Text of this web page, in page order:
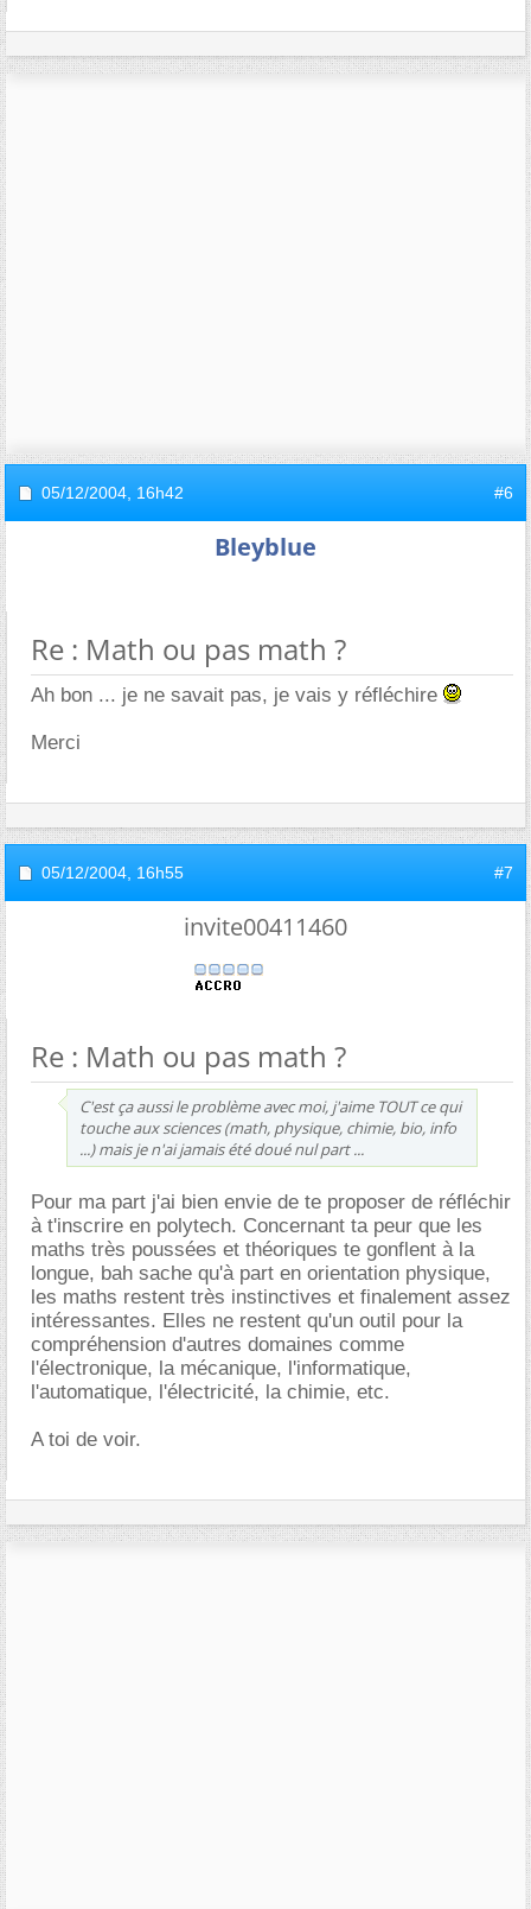
05/12/2004, 16h42 #6
Bleyblue
Re : Math ou pas math ?
Ah bon ... je ne savait pas, je vais y réfléchire
Merci
05/12/2004, 16h55 #7
invite00411460
Re : Math ou pas math ?
C'est ça aussi le problème avec moi, j'aime TOUT ce qui
touche aux sciences (math, physique, chimie, bio, info
...) mais je n'ai jamais été doué nul part ...
Pour ma part j'ai bien envie de te proposer de réfléchir
à t'inscrire en polytech. Concernant ta peur que les
maths très poussées et théoriques te gonflent à la
longue, bah sache qu'à part en orientation physique,
les maths restent très instinctives et finalement assez
intéressantes. Elles ne restent qu'un outil pour la
compréhension d'autres domaines comme
l'électronique, la mécanique, l'informatique,
l'automatique, l'électricité, la chimie, etc.
A toi de voir.